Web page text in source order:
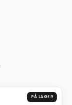
PÅ LAGER